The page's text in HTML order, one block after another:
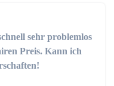
sehr problemlos
Preis. Kann ich